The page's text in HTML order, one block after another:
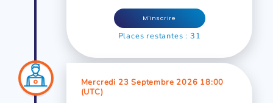
M'inscrire
Places restantes : 31
Mercredi 23 Septembre 2026 18:00
(UTC)